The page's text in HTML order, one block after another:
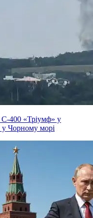
400 «Тріумф» у
у Чорному морі